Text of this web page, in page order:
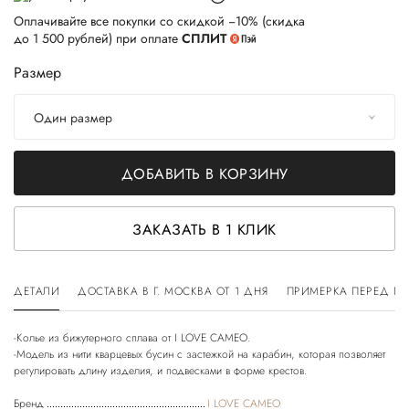
Оплачивайте все покупки со скидкой −10% (скидка
до 1 500 рублей) при оплате СПЛИТ
Размер
Один размер
ДОБАВИТЬ В КОРЗИНУ
ЗАКАЗАТЬ В 1 КЛИК
ДЕТАЛИ ДОСТАВКА В Г. МОСКВА ОТ 1 ДНЯ ПРИМЕРКА ПЕРЕД
-Колье из бижутерного сплава от I LOVE CAMEO.
-Модель из нити кварцевых бусин с застежкой на карабин, которая позволяет
Бренд
I LOVE CAMEO